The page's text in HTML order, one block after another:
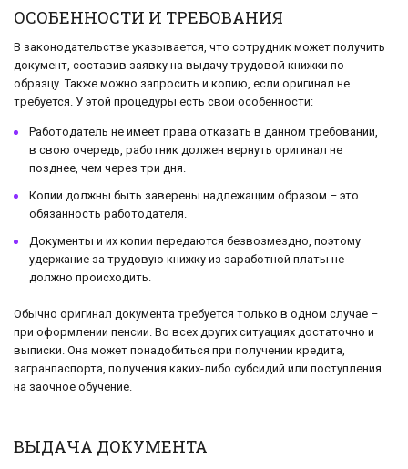
ОСОБЕННОСТИ И ТРЕБОВАНИЯ
В законодательстве указывается, что сотрудник может получить
документ, составив заявку на выдачу трудовой книжки по
образцу. Также можно запросить и копию, если оригинал не
требуется. У этой процедуры есть свои особенности:
Работодатель не имеет права отказать в данном требовании,
в свою очередь, работник должен вернуть оригинал не
позднее, чем через три дня.
Копии должны быть заверены надлежащим образом – это
обязанность работодателя.
Документы и их копии передаются безвозмездно, поэтому
удержание за трудовую книжку из заработной платы не
должно происходить.
Обычно оригинал документа требуется только в одном случае –
при оформлении пенсии. Во всех других ситуациях достаточно и
выписки. Она может понадобиться при получении кредита,
загранпаспорта, получения каких-либо субсидий или поступления
на заочное обучение.
ВЫДАЧА ДОКУМЕНТА